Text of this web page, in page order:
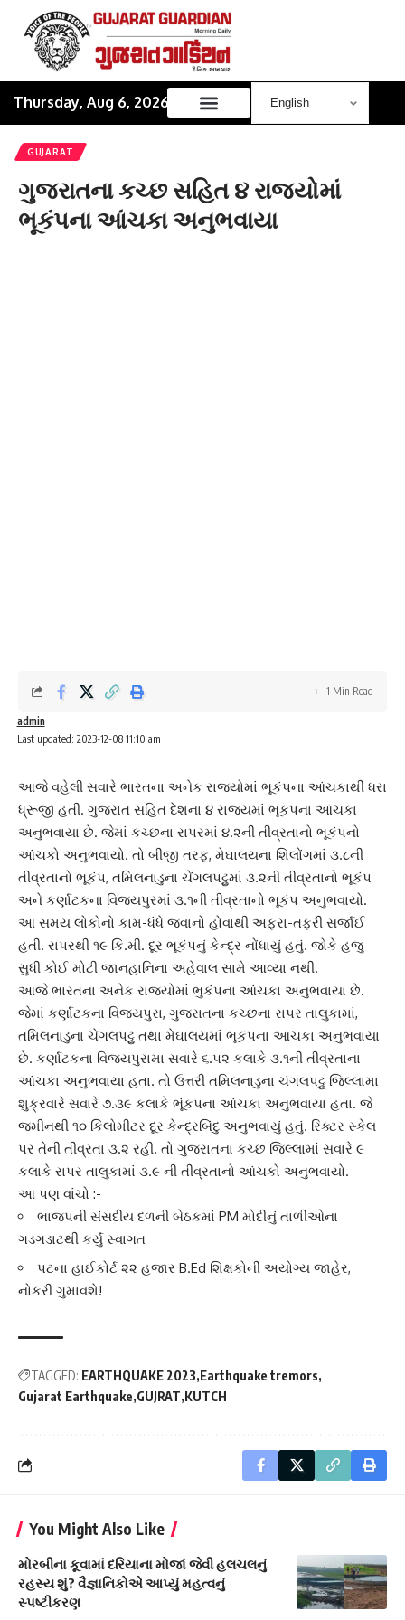
Thursday, Aug 6, 2026
GUJARAT
ગુજરાતના કચ્છ સહિત ૪ રાજ્યોમાં
ભૂકંપના આંચકા અનુભવાયા
Last updated: 2023-12-08 11:10 am
admin
1 Min Read
આજે વહેલી સવારે ભારતના અનેક રાજ્યોમાં ભૂકંપના આંચકાથી ધરા
ધ્રૂજી હતી. ગુજરાત સહિત દેશના ૪ રાજ્યમાં ભૂકંપના આંચકા
અનુભવાયા છે. જેમાં કચ્છના રાપરમાં ૪.૨ની તીવ્રતાનો ભૂકંપનો
આંચકો અનુભવાયો. તો બીજી તરફ, મેઘાલયના શિલોંગમાં ૩.૮ની
તીવ્રતાનો ભૂકંપ, તમિલનાડુના ચેંગલપટ્ટુમાં ૩.૨ની તીવ્રતાનો ભૂકંપ
અને કર્ણાટકના વિજયપુરમાં ૩.૧ની તીવ્રતાનો ભૂકંપ અનુભવાયો.
આ સમય લોકોનો કામ-ધંધે જવાનો હોવાથી અફરા-તફરી સર્જાઈ
હતી. રાપરથી ૧૯ કિ.મી. દૂર ભૂકંપનું કેન્દ્ર નોંધાયું હતું. જોકે હજુ
સુધી કોઈ મોટી જાનહાનિના અહેવાલ સામે આવ્યા નથી.
આજે ભારતના અનેક રાજ્યોમાં ભુકંપના આંચકા અનુભવાયા છે.
જેમાં કર્ણાટકના વિજયપુરા, ગુજરાતના કચ્છના રાપર તાલુકામાં,
તમિલનાડુના ચેંગલપટ્ટુ તથા મેંઘાલયમાં ભૂકંપના આંચકા અનુભવાયા
છે. કર્ણાટકના વિજયપુરામા સવારે ૬.૫૨ કલાકે ૩.૧ની તીવ્રતાના
આંચકા અનુભવાયા હતા. તો ઉત્તરી તમિલનાડુના ચંગલપટ્ટુ જિલ્લામા
શુક્રવારે સવારે ૭.૩૯ કલાકે ભૂંકપના આંચકા અનુભવાયા હતા. જે
જમીનથી ૧૦ કિલોમીટર દૂર કેન્દ્રબિંદુ અનુભવાયું હતું. રિક્ટર સ્કેલ
પર તેની તીવ્રતા ૩.૨ રહી. તો ગુજરાતના કચ્છ જિલ્લામાં સવારે ૯
કલાકે રાપર તાલુકામાં ૩.૯ ની તીવ્રતાનો આંચકો અનુભવાયો.
આ પણ વાંચો :-
ભાજપની સંસદીય દળની બેઠકમાં PM મોદીનું તાળીઓના
ગડગડાટથી કર્યું સ્વાગત
પટના હાઈકોર્ટ ૨૨ હજાર B.Ed શિક્ષકોની અયોગ્ય જાહેર,
નોકરી ગુમાવશે!
TAGGED: EARTHQUAKE 2023 Earthquake tremors
Gujarat Earthquake GUJRAT KUTCH
You Might Also Like
મોરબીના કૂવામાં દરિયાના મોજાં જેવી હલચલનું
રહસ્ય શું? વૈજ્ઞાનિકોએ આપ્યું મહત્વનું
સ્પષ્ટીકરણ